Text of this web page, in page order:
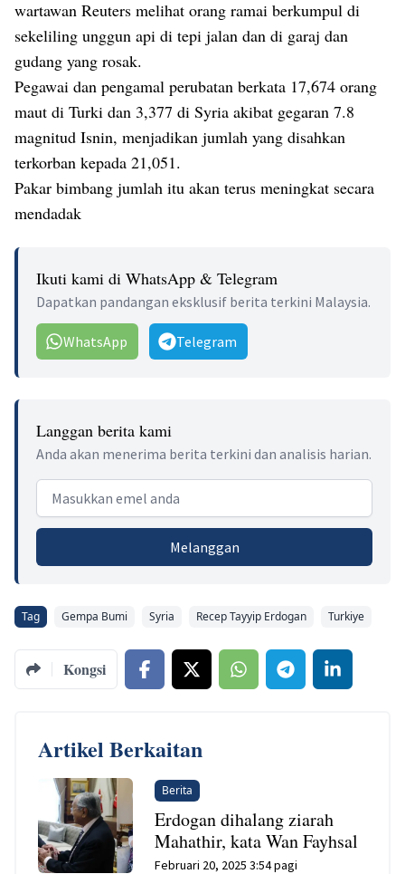
wartawan Reuters melihat orang ramai berkumpul di
sekeliling unggun api di tepi jalan dan di garaj dan
gudang yang rosak.
Pegawai dan pengamal perubatan berkata 17,674 orang
maut di Turki dan 3,377 di Syria akibat gegaran 7.8
magnitud Isnin, menjadikan jumlah yang disahkan
terkorban kepada 21,051.
Pakar bimbang jumlah itu akan terus meningkat secara
mendadak
Ikuti kami di WhatsApp & Telegram
Dapatkan pandangan eksklusif berita terkini Malaysia.
WhatsApp Telegram
Langgan berita kami
Anda akan menerima berita terkini dan analisis harian.
Email address
Melanggan
Tag Gempa Bumi Syria Recep Tayyip Erdogan Turkiye
Kongsi
Artikel Berkaitan
Berita
Erdogan dihalang ziarah
Mahathir, kata Wan Fayhsal
Februari 20, 2025 3:54 pagi